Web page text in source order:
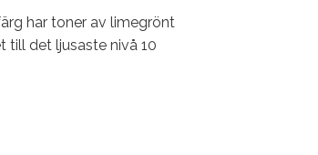
har toner av limegrönt
till det ljusaste nivå 10